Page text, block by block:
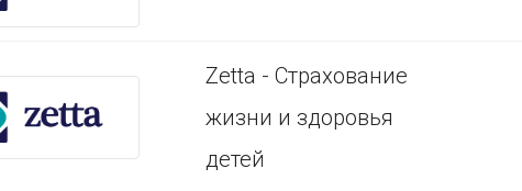
Zetta - Страхование
жизни и здоровья
детей